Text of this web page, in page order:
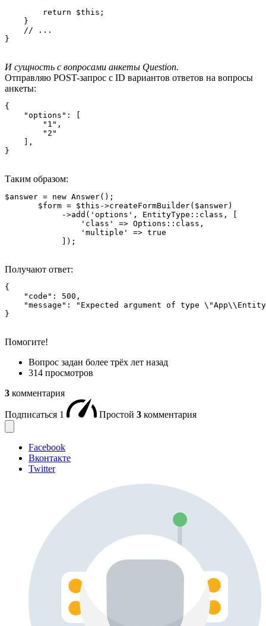
        return $this;
    }
    // ...
}
И сущность с вопросами анкеты Question.
Отправляю POST-запрос с ID вариантов ответов на вопросы
анкеты:
{
    "options": [
        "1",
        "2"
    ],
}
Таким образом:
$answer = new Answer();
       $form = $this->createFormBuilder($answer)
            ->add('options', EntityType::class, [
                'class' => Options::class,
                'multiple' => true
            ]);
Получают ответ:
{
    "code": 500,
"message": "Expected argument of type
}
Помогите!
Вопрос задан более трёх лет назад
314 просмотров
3 комментария
Подписаться 1 Простой 3 комментария
Facebook
Вконтакте
Twitter